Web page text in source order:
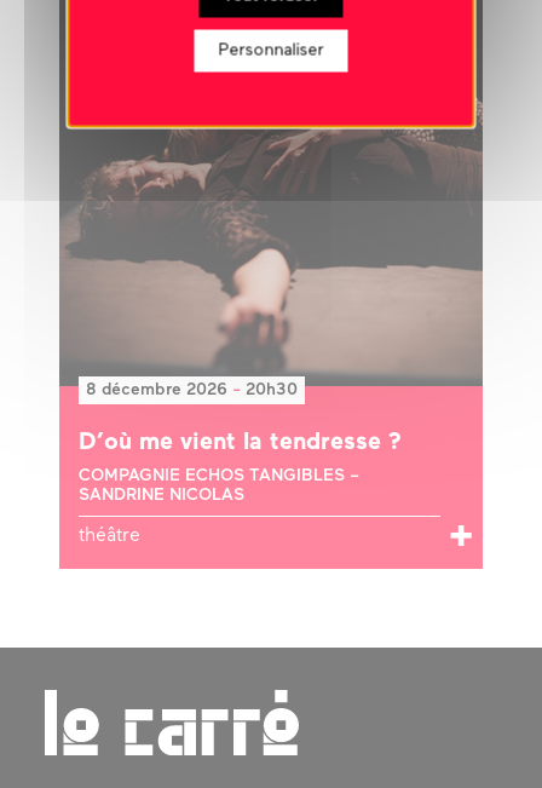
8 décembre 2026 - 20h30
D’où me vient la tendresse ?
COMPAGNIE ECHOS TANGIBLES –
SANDRINE NICOLAS
théâtre
Personnaliser